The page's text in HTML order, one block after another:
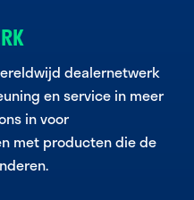
dealernetwerk
en service in meer
in voor
met producten die de